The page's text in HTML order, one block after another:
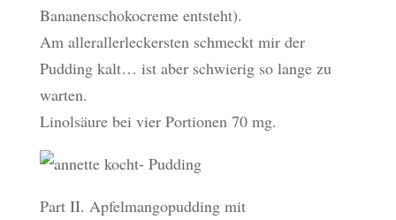
Bananenschokocreme entsteht).
Am allerallerleckersten schmeckt mir der
Pudding kalt… ist aber schwierig so lange zu
warten.
Linolsäure bei vier Portionen 70 mg.
Part II. Apfelmangopudding mit